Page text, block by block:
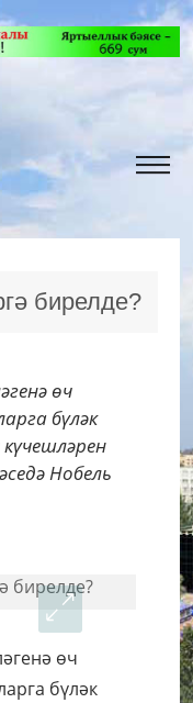
бирелде?
өч
бүләк
Нобель
өч
бүләк